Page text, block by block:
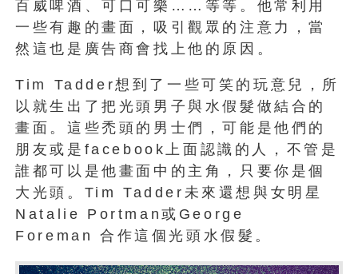
百威啤酒、可口可樂……等等。他常利用
一些有趣的畫面，吸引觀眾的注意力，當
然這也是廣告商會找上他的原因。
Tim Tadder想到了一些可笑的玩意兒，所
以就生出了把光頭男子與水假髮做結合的
畫面。這些禿頭的男士們，可能是他們的
朋友或是facebook上面認識的人，不管是
誰都可以是他畫面中的主角，只要你是個
大光頭。Tim Tadder未來還想與女明星
Natalie Portman或George
Foreman 合作這個光頭水假髮。